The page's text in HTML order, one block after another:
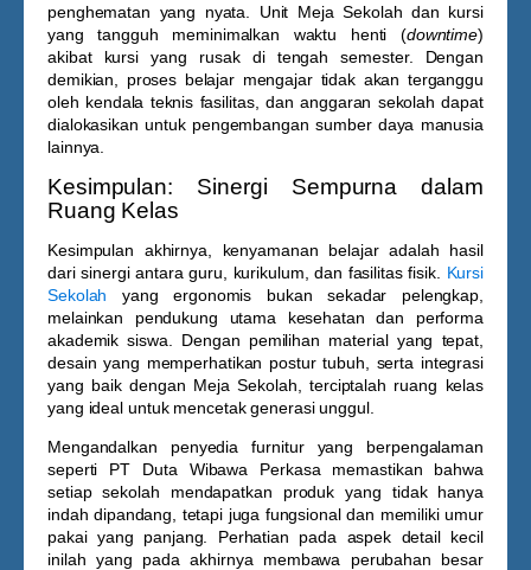
penghematan yang nyata. Unit Meja Sekolah dan kursi
yang tangguh meminimalkan waktu henti (downtime)
akibat kursi yang rusak di tengah semester. Dengan
demikian, proses belajar mengajar tidak akan terganggu
oleh kendala teknis fasilitas, dan anggaran sekolah dapat
dialokasikan untuk pengembangan sumber daya manusia
lainnya.
Kesimpulan: Sinergi Sempurna dalam
Ruang Kelas
Kesimpulan akhirnya, kenyamanan belajar adalah hasil
dari sinergi antara guru, kurikulum, dan fasilitas fisik. Kursi
Sekolah yang ergonomis bukan sekadar pelengkap,
melainkan pendukung utama kesehatan dan performa
akademik siswa. Dengan pemilihan material yang tepat,
desain yang memperhatikan postur tubuh, serta integrasi
yang baik dengan Meja Sekolah , terciptalah ruang kelas
yang ideal untuk mencetak generasi unggul.
Mengandalkan penyedia furnitur yang berpengalaman
seperti PT Duta Wibawa Perkasa memastikan bahwa
setiap sekolah mendapatkan produk yang tidak hanya
indah dipandang, tetapi juga fungsional dan memiliki umur
pakai yang panjang. Perhatian pada aspek detail kecil
inilah yang pada akhirnya membawa perubahan besar